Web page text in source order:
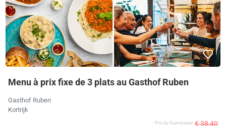
Menu à prix fixe de 3 plats au Gasthof Ruben
Gasthof Ruben
Kortrijk
Prix ​​du fournisseur € 38,40